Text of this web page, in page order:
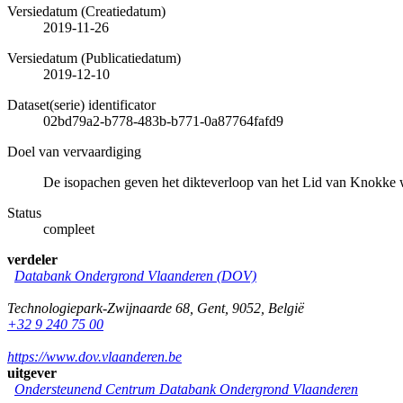
Versiedatum (Creatiedatum)
2019-11-26
Versiedatum (Publicatiedatum)
2019-12-10
Dataset(serie) identificator
02bd79a2-b778-483b-b771-0a87764fafd9
Doel van vervaardiging
De isopachen geven het dikteverloop van het Lid van Knokke
Status
compleet
verdeler
Databank Ondergrond Vlaanderen (DOV)
Technologiepark-Zwijnaarde 68 Gent, 9052 België
+32 9 240 75 00
https://www.dov.vlaanderen.be
uitgever
Ondersteunend Centrum Databank Ondergrond Vlaanderen